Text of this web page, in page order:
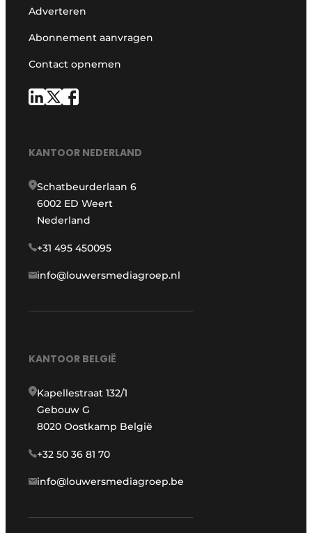
Adverteren
Abonnement aanvragen
Contact opnemen
KANTOOR NEDERLAND
Schatbeurderlaan 6
6002 ED Weert
Nederland
+31 495 450095
info@louwersmediagroep.nl
KANTOOR BELGIË
Kapellestraat 132/1
Gebouw G
8020 Oostkamp België
+32 50 36 81 70
info@louwersmediagroep.be